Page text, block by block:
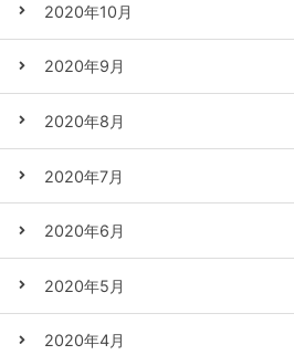
2020年10月
2020年9月
2020年8月
2020年7月
2020年6月
2020年5月
2020年4月